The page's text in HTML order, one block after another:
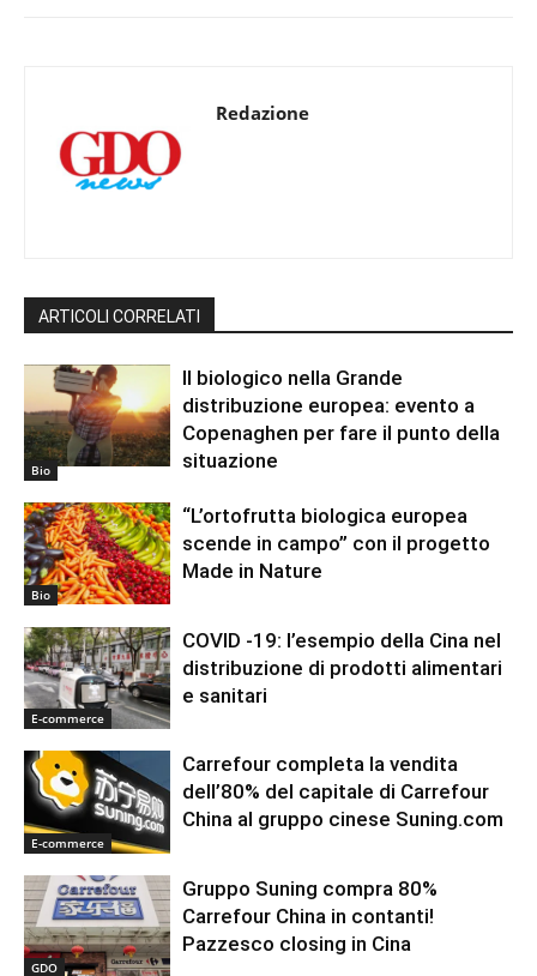
Redazione
ARTICOLI CORRELATI
Bio
Il biologico nella Grande
distribuzione europea: evento a
Copenaghen per fare il punto della
situazione
Bio
“L’ortofrutta biologica europea
scende in campo” con il progetto
Made in Nature
E-commerce
COVID -19: l’esempio della Cina nel
distribuzione di prodotti alimentari
e sanitari
E-commerce
Carrefour completa la vendita
dell’80% del capitale di Carrefour
China al gruppo cinese Suning.com
GDO
Gruppo Suning compra 80%
Carrefour China in contanti!
Pazzesco closing in Cina